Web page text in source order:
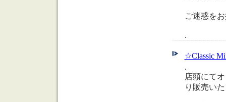
ご迷惑を
.
☆Classic
.
店頭にて
り販売い